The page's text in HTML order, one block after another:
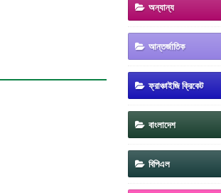
অন্যান্য
আন্তর্জাতিক
ফ্রাঞ্চাইজি ক্রিকেট
বাংলাদেশ
বিপিএল